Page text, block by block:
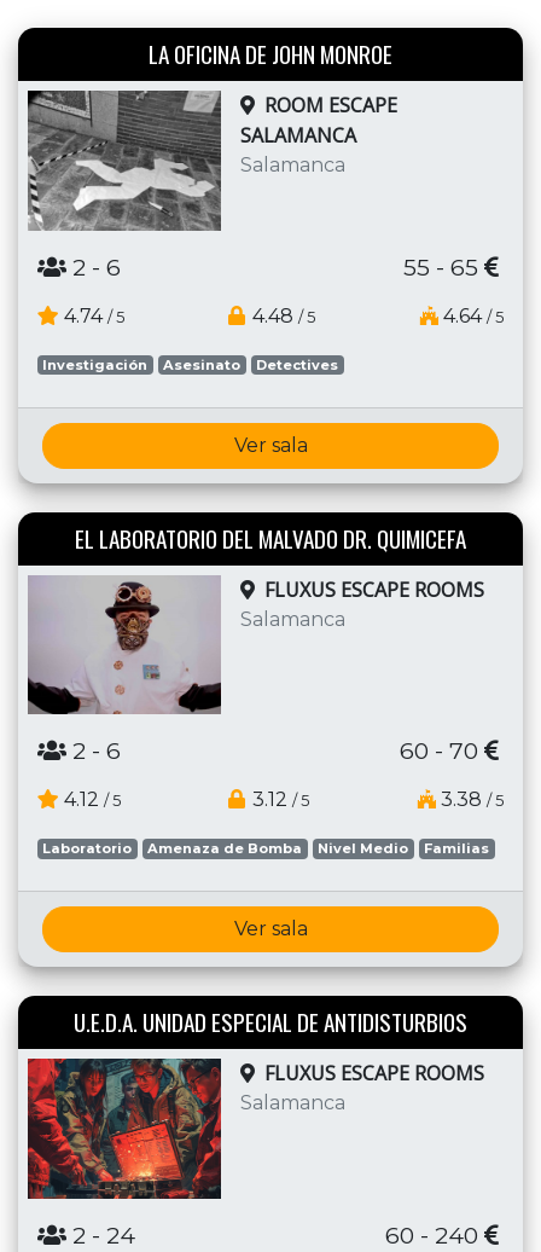
LA OFICINA DE JOHN MONROE
ROOM ESCAPE
SALAMANCA
Salamanca
2 - 6 55 - 65
4.74 / 5 4.48 / 5 4.64 / 5
Investigación Asesinato Detectives
Ver sala
EL LABORATORIO DEL MALVADO DR. QUIMICEFA
FLUXUS ESCAPE ROOMS
Salamanca
2 - 6 60 - 70
4.12 / 5 3.12 / 5 3.38 / 5
Laboratorio Amenaza de Bomba Nivel Medio Familias
Ver sala
U.E.D.A. UNIDAD ESPECIAL DE ANTIDISTURBIOS
FLUXUS ESCAPE ROOMS
Salamanca
2 - 24 60 - 240